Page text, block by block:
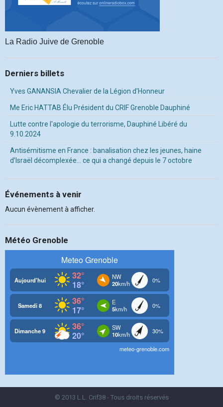
La Radio Juive de Grenoble
Derniers billets
Yves GANANSIA Chevalier de la Légion d'Honneur
Me Eric HATTAB Élu Président du CRIF Grenoble Dauphiné
Lutte contre l'apologie du terrorisme, Dauphiné Libéré du
9.10.2024
Antisémitisme en France : banalisation chez les jeunes, haine
d’Israël décomplexée… ce qui a changé depuis le 7 octobre
Événements à venir
Aucun évènement à afficher.
Météo Grenoble
© 2013 L.L. Crif38 - Tous droits réservés